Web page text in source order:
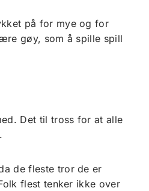
på for mye og for
gøy, som å spille spill
Det til tross for at alle
de fleste tror de er
flest tenker ikke over